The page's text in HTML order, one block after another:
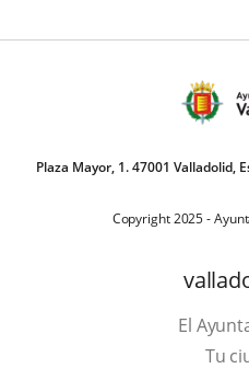
Plaza Mayor, 1. 47001 Valladolid,
Copyright 2025 -
El
Tu